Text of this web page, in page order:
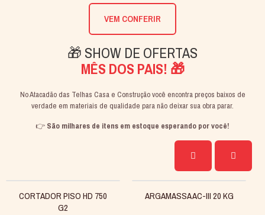
🎁 SHOW DE OFERTAS
MÊS DOS PAIS! 🎁
No Atacadão das Telhas Casa e Construção você encontra preços baixos de
verdade em materiais de qualidade para não deixar sua obra parar.
👉 São milhares de itens em estoque esperando por você!
VEM CONFERIR
CORTADOR PISO HD 750
G2
ARGAMASSA AC-III 20 KG